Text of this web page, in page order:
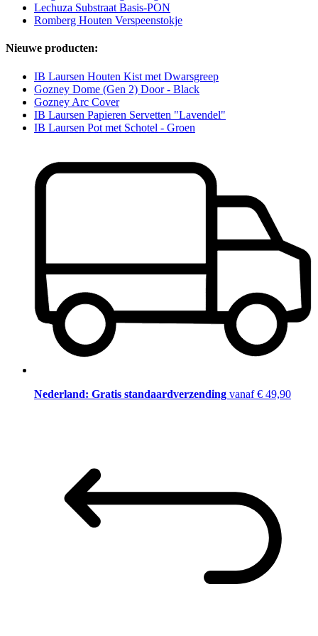
Lechuza Substraat Basis-PON
Romberg Houten Verspeenstokje
Nieuwe producten:
IB Laursen Houten Kist met Dwarsgreep
Gozney Dome (Gen 2) Door - Black
Gozney Arc Cover
IB Laursen Papieren Servetten "Lavendel"
IB Laursen Pot met Schotel - Groen
Nederland: Gratis standaardverzending vanaf € 49,90